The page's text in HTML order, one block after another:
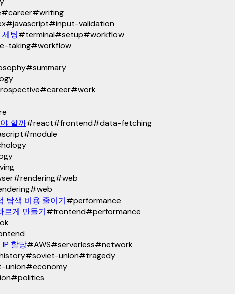
#career#writing
#javascript#input-validation
팅#terminal#setup#workflow
taking#workflow
#summary
#career#work
할까#react#frontend#data-fetching
#module
#rendering#web
#web
탐색 비용 줄이기#performance
르게 만들기#frontend#performance
할당#AWS#serverless#network
#soviet-union#tragedy
union#economy
#politics